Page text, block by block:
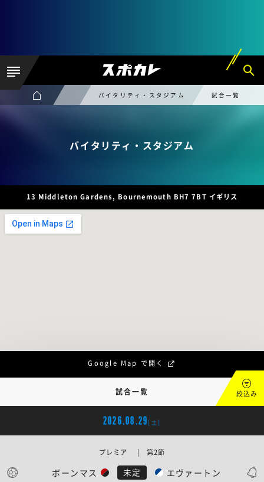
バイタリティ・スタジアム 試合一覧
バイタリティ・スタジアム
13 Middleton Gardens, Bournemouth BH7 7BT イギリス
Google Map で開く
試合一覧 絞込み
2026.08.29 [土]
ボーンマス 未定 エヴァートン
プレミア | 第2節